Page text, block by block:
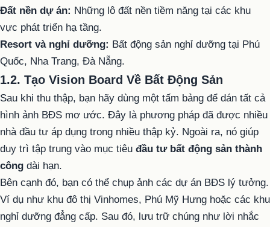
Đất nền dự án: Những lô đất nền tiềm năng tại các khu
vực phát triển hạ tầng.
Resort và nghỉ dưỡng: Bất động sản nghỉ dưỡng tại Phú
Quốc, Nha Trang, Đà Nẵng.
1.2. Tạo Vision Board Về Bất Động Sản
Sau khi thu thập, bạn hãy dùng một tấm bảng để dán tất cả
hình ảnh BĐS mơ ước. Đây là phương pháp đã được nhiều
nhà đầu tư áp dụng trong nhiều thập kỷ. Ngoài ra, nó giúp
duy trì tập trung vào mục tiêu đầu tư bất động sản thành
công dài hạn.
Bên cạnh đó, bạn có thể chụp ảnh các dự án BĐS lý tưởng.
Ví dụ như khu đô thị Vinhomes, Phú Mỹ Hưng hoặc các khu
nghỉ dưỡng đẳng cấp. Sau đó, lưu trữ chúng như lời nhắc